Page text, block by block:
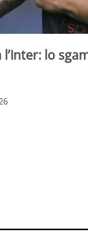
lo